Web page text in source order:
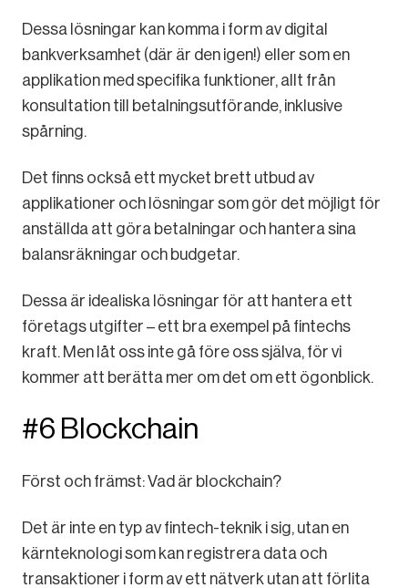
Dessa lösningar kan komma i form av digital
bankverksamhet (där är den igen!) eller som en
applikation med specifika funktioner, allt från
konsultation till betalningsutförande, inklusive
spårning.
Det finns också ett mycket brett utbud av
applikationer och lösningar som gör det möjligt för
anställda att göra betalningar och hantera sina
balansräkningar och budgetar.
Dessa är idealiska lösningar för att hantera ett
företags utgifter – ett bra exempel på fintechs
kraft. Men låt oss inte gå före oss själva, för vi
kommer att berätta mer om det om ett ögonblick.
#6 Blockchain
Först och främst: Vad är blockchain?
Det är inte en typ av fintech-teknik i sig, utan en
kärnteknologi som kan registrera data och
transaktioner i form av ett nätverk utan att förlita